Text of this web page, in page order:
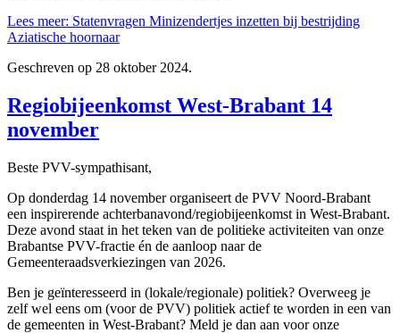
Lees meer: Statenvragen Minizendertjes inzetten bij bestrijding
Aziatische hoornaar
Geschreven op 28 oktober 2024.
Regiobijeenkomst West-Brabant 14
november
Beste PVV-sympathisant,
Op donderdag 14 november organiseert de PVV Noord-Brabant
een inspirerende achterbanavond/regiobijeenkomst in West-Brabant.
Deze avond staat in het teken van de politieke activiteiten van onze
Brabantse PVV-fractie én de aanloop naar de
Gemeenteraadsverkiezingen van 2026.
Ben je geïnteresseerd in (lokale/regionale) politiek? Overweeg je
zelf wel eens om (voor de PVV) politiek actief te worden in een van
de gemeenten in West-Brabant? Meld je dan aan voor onze